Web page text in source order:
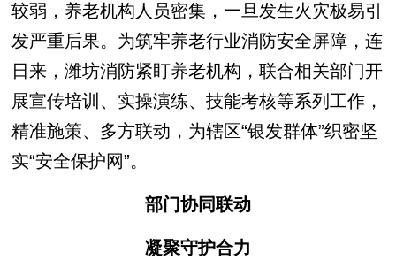
较弱，养老机构人员密集，一旦发生火灾极易引
发严重后果。为筑牢养老行业消防安全屏障，连
日来，潍坊消防紧盯养老机构，联合相关部门开
展宣传培训、实操演练、技能考核等系列工作，
精准施策、多方联动，为辖区“银发群体”织密坚
实“安全保护网”。
部门协同联动
凝聚守护合力